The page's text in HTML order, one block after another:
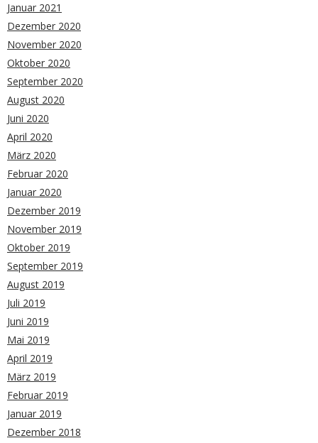
Januar 2021
Dezember 2020
November 2020
Oktober 2020
September 2020
August 2020
Juni 2020
April 2020
März 2020
Februar 2020
Januar 2020
Dezember 2019
November 2019
Oktober 2019
September 2019
August 2019
Juli 2019
Juni 2019
Mai 2019
April 2019
März 2019
Februar 2019
Januar 2019
Dezember 2018